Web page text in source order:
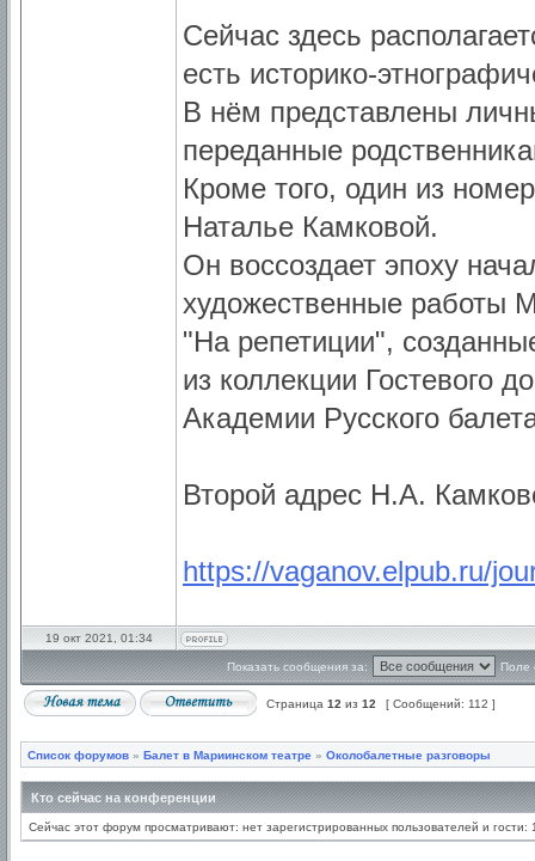
Сейчас здесь
есть историко-
В нём представлены
переданные
Кроме того, один из
Наталье Камковой.
Он воссоздает эпоху
художественные работы
"На репетиции",
из коллекции Гостевого
Академии Русского
Второй адрес Н.А.
https://vaganov.elpub.ru/
19 окт 2021, 01:34
Показать сообщения за: Поле
Страница 12 из 12 [ Сообщений: 112 ]
Список форумов » Балет в Мариинском театре » Околобалетные разговоры
Кто сейчас на конференции
Сейчас этот форум просматривают: нет зарегистрированных пользователей и гости: